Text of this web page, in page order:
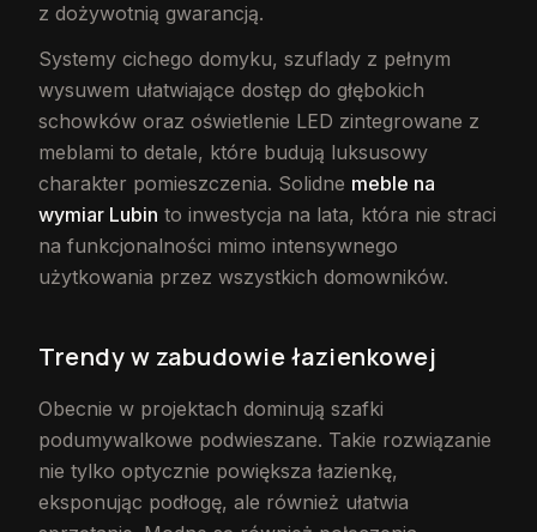
z dożywotnią gwarancją.
Systemy cichego domyku, szuflady z pełnym
wysuwem ułatwiające dostęp do głębokich
schowków oraz oświetlenie LED zintegrowane z
meblami to detale, które budują luksusowy
charakter pomieszczenia. Solidne meble na
wymiar Lubin to inwestycja na lata, która nie straci
na funkcjonalności mimo intensywnego
użytkowania przez wszystkich domowników.
Trendy w zabudowie łazienkowej
Obecnie w projektach dominują szafki
podumywalkowe podwieszane. Takie rozwiązanie
nie tylko optycznie powiększa łazienkę,
eksponując podłogę, ale również ułatwia